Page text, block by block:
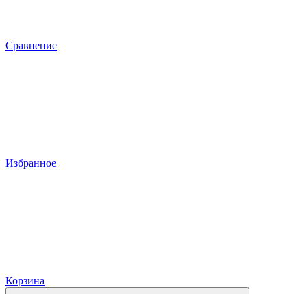
Сравнение
Избранное
Корзина